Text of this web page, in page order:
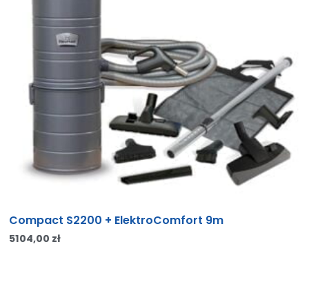
Compact S2200 + ElektroComfort 9m
5104,00 zł